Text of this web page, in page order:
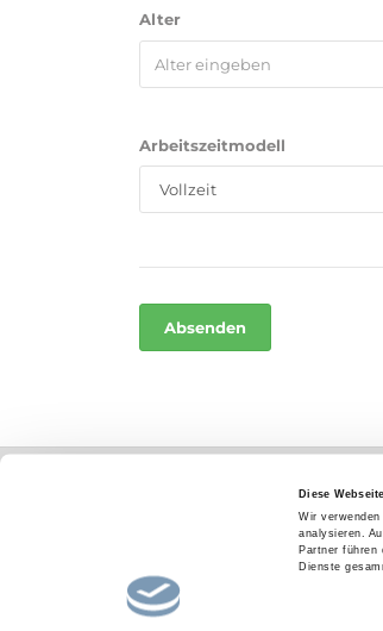
Diese
Wir
analysieren.
Partner führen
Dienste
Alter
Arbeitszeitmodell